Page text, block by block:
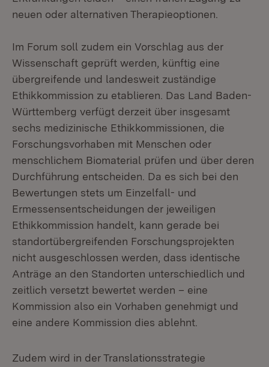
neuen oder alternativen Therapieoptionen.
Im Forum soll zudem ein Vorschlag aus der
Wissenschaft geprüft werden, künftig eine
übergreifende und landesweit zuständige
Ethikkommission zu etablieren. Das Land Baden-
Württemberg verfügt derzeit über insgesamt
sechs medizinische Ethikkommissionen, die
Forschungsvorhaben mit Menschen oder
menschlichem Biomaterial prüfen und über deren
Durchführung entscheiden. Da es sich bei den
Bewertungen stets um Einzelfall- und
Ermessensentscheidungen der jeweiligen
Ethikkommission handelt, kann gerade bei
standortübergreifenden Forschungsprojekten
nicht ausgeschlossen werden, dass identische
Anträge an den Standorten unterschiedlich und
zeitlich versetzt bewertet werden – eine
Kommission also ein Vorhaben genehmigt und
eine andere Kommission dies ablehnt.
Zudem wird in der Translationsstrategie